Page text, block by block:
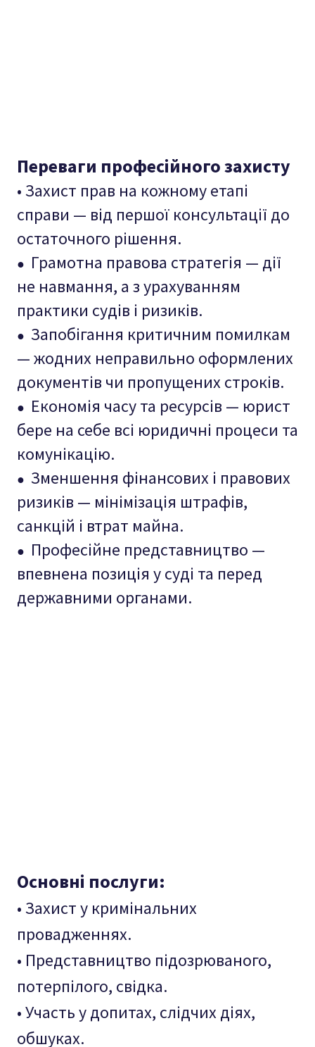
Переваги професійного захисту
• Захист прав на кожному етапі
справи — від першої консультації до
остаточного рішення.
● Грамотна правова стратегія — дії
не навмання, а з урахуванням
практики судів і ризиків.
● Запобігання критичним помилкам
— жодних неправильно оформлених
документів чи пропущених строків.
● Економія часу та ресурсів — юрист
бере на себе всі юридичні процеси та
комунікацію.
● Зменшення фінансових і правових
ризиків — мінімізація штрафів,
санкцій і втрат майна.
● Професійне представництво —
впевнена позиція у суді та перед
державними органами.
Основні послуги:
• Захист у кримінальних
провадженнях.
• Представництво підозрюваного,
потерпілого, свідка.
• Участь у допитах, слідчих діях,
обшуках.